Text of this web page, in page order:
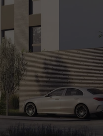
- ul. Sezamowa
- ul. Figowa
- ul. Przyjazna